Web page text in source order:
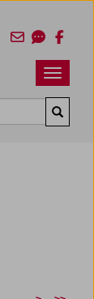
Navbar